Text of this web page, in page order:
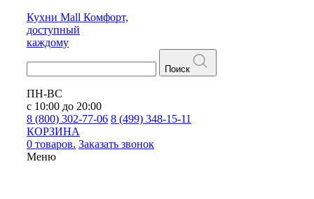
Кухни Mall Комфорт,
доступный
каждому
Поиск
ПН-ВС
с 10:00 до 20:00
8 (800) 302-77-06 8 (499) 348-15-11
КОРЗИНА
0 товаров. Заказать звонок
Меню